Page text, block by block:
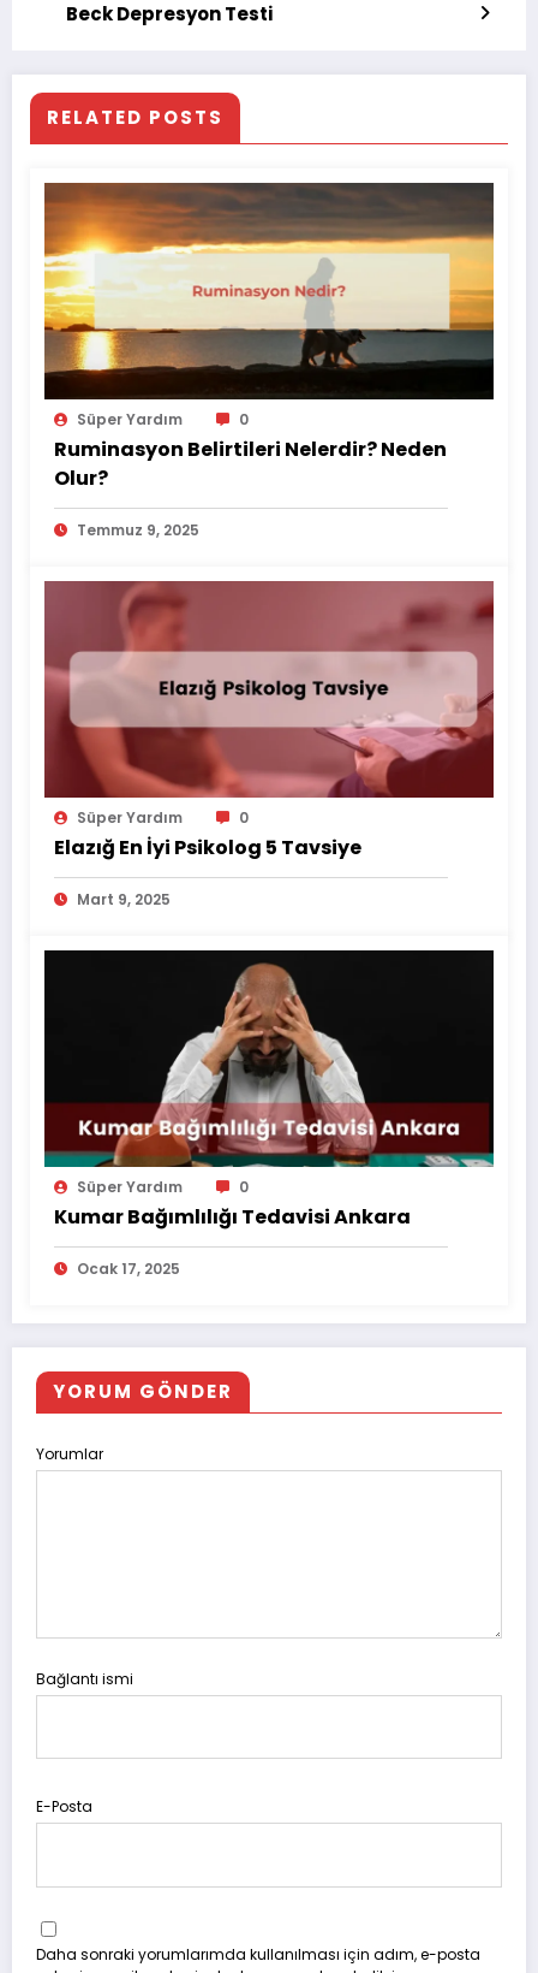
Beck Depresyon Testi
RELATED POSTS
Süper Yardım 0
Ruminasyon Belirtileri Nelerdir? Neden
Olur?
Temmuz 9, 2025
Süper Yardım 0
Elazığ En İyi Psikolog 5 Tavsiye
Mart 9, 2025
Süper Yardım 0
Kumar Bağımlılığı Tedavisi Ankara
Ocak 17, 2025
YORUM GÖNDER
Yorumlar
Bağlantı ismi
E-Posta
Daha sonraki yorumlarımda kullanılması için adım, e-posta